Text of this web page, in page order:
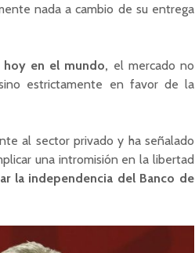
nada a cambio de su entrega
en el mundo, el mercado no
estrictamente en favor de la
al sector privado y ha señalado
una intromisión en la libertad
la independencia del Banco de